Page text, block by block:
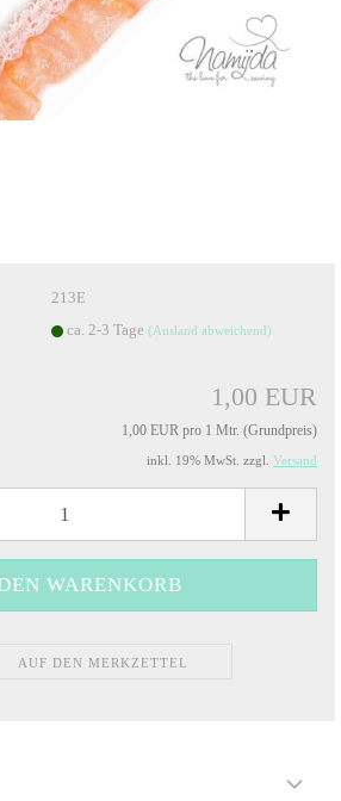
213E
ca. 2-3 Tage (Ausland abweichend)
1,00 EUR
1,00 EUR pro 1 Mtr. (Grundpreis)
inkl. 19% MwSt. zzgl. Versand
AUF DEN MERKZETTEL